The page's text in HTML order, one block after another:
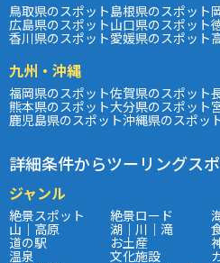
鳥取県のスポット島根県のスポット
広島県のスポット山口県のスポット
香川県のスポット愛媛県のスポット
九州・沖縄
福岡県のスポット佐賀県のスポット
熊本県のスポット大分県のスポット
鹿児島県のスポット沖縄県のスポッ
詳細条件からツーリングス
ジャンル
絶景スポット 絶景ロード
山｜高原 湖｜川｜滝
道の駅 お土産
温泉 文化施設